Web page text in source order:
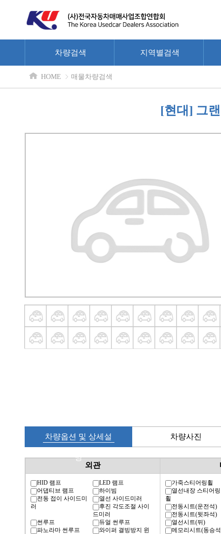
차량검색 지역별검색
HOME 매물차량검색
[현대] 그
차량옵션 및 상세설
명
차량사진
외관
HID 램프
LED 램프
어댑티브 램프
하이빔
전동 접이 사이드미
러
열선 사이드미러
후진 각도조절 사이
드미러
썬루프
듀얼 썬루프
파노라마 썬루프
와이퍼 결빙방지 윈
가죽스티어링휠
열선내장 스티어링
휠
전동시트(운전석)
전동시트(뒷좌석)
열선시트(뒤)
메모리시트(동승